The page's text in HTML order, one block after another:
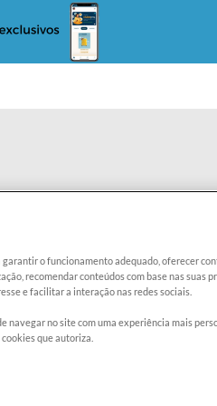
o funcionamento adequado, oferecer
recomendar conteúdos com base nas suas
e facilitar a interação nas redes sociais.
navegar no site com uma experiência mais
que autoriza.